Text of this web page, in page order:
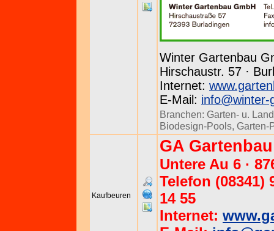
Winter Gartenbau
Hirschaustr. 57 ·
Internet:
E-Mail:
Branchen: Garten- u.
Biodesign-Pools, Garten-
Kaufbeuren
GA
Untere Au 6 ·
Telefon (08341)
14 55
Internet: